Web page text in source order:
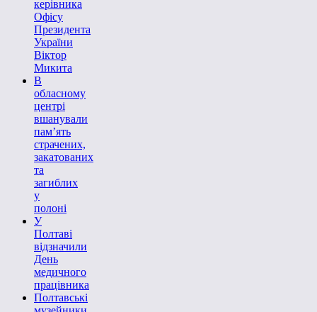
керівника
Офісу
Президента
України
Віктор
Микита
В
обласному
центрі
вшанували
пам’ять
страчених,
закатованих
та
загиблих
у
полоні
У
Полтаві
відзначили
День
медичного
працівника
Полтавські